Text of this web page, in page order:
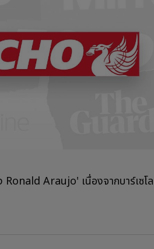
Ronald Araujo' เนื่องจากบาร์เซโ